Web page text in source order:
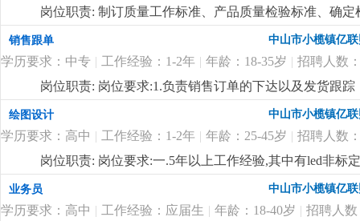
关能力，具有一定的市场分析和客户布局等市场营销理
作经验，两年以上同职位管理工作经验，有led线形照
16年的企业，定位高端，应聘者需具备独特的营销理念
迎志同道合的有识之士加入。有梦想，有激情，躺平者
岗位职责: 制订质量工作标准、产品质量检验标准、确
全过程的质量管理工作，对所承担的工作负责；岗位要
货、索赔等异常处理，组织相关部门调查、分析协调各
料、半成品、成品的抽检及产线上的操作工艺流程进行
领导交代的各项工作任务；更详细...
销售跟单 中山市小榄镇亿
学历要求：中专 | 工作经验：1-2年 | 年龄：18-35岁 | 招聘人数
岗位职责: 岗位要求:1.负责销售订单的下达以及发货跟
账款的回收跟进；4.负责客户投诉的信息接口传递工作
更新维护等等；
绘图设计 中山市小榄镇亿
学历要求：高中 | 工作经验：1-2年 | 年龄：25-45岁 | 招聘人数
岗位职责: 岗位要求:一.5年以上工作经验,其中有led非标
pro/e或solidworks等相关设计软件。4.认识灯具制作流
势,能够自立完成电子或者结构设计;5.具有良好的交流
际关系良好,听从管理顾全大局;主要负责新产品项目的
业务员 中山市小榄镇亿
学历要求：高中 | 工作经验：应届生 | 年龄：18-40岁 | 招聘人数